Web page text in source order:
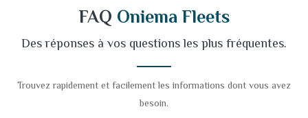
FAQ Oniema Fleets
Des réponses à vos questions les plus fréquentes.
Trouvez rapidement et facilement les informations dont vous avez
besoin.